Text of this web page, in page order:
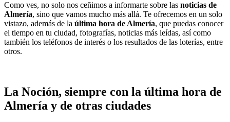
Como ves, no solo nos ceñimos a informarte sobre las noticias de
Almería, sino que vamos mucho más allá. Te ofrecemos en un solo
vistazo, además de la última hora de Almería, que puedas conocer
el tiempo en tu ciudad, fotografías, noticias más leídas, así como
también los teléfonos de interés o los resultados de las loterías, entre
otros.
La Noción, siempre con la última hora de
Almería y de otras ciudades